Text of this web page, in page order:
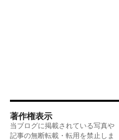
著作権表示
当ブログに掲載されている写真や
記事の無断転載・転用を禁止しま